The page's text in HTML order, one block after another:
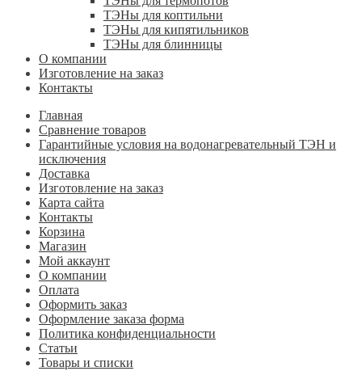
ТЭНы для коптильни
ТЭНы для кипятильников
ТЭНы для блинницы
О компании
Изготовление на заказ
Контакты
Главная
Cравнение товаров
Гарантийные условия на водонагревательный ТЭН и
исключения
Доставка
Изготовление на заказ
Карта сайта
Контакты
Корзина
Магазин
Мой аккаунт
О компании
Оплата
Оформить заказ
Оформление заказа форма
Политика конфиденциальности
Статьи
Товары и списки